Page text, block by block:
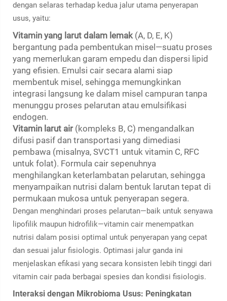
dengan selaras terhadap kedua jalur utama penyerapan
usus, yaitu:
Vitamin yang larut dalam lemak (A, D, E, K)
bergantung pada pembentukan misel—suatu proses
yang memerlukan garam empedu dan dispersi lipid
yang efisien. Emulsi cair secara alami siap
membentuk misel, sehingga memungkinkan
integrasi langsung ke dalam misel campuran tanpa
menunggu proses pelarutan atau emulsifikasi
endogen.
Vitamin larut air (kompleks B, C) mengandalkan
difusi pasif dan transportasi yang dimediasi
pembawa (misalnya, SVCT1 untuk vitamin C, RFC
untuk folat). Formula cair sepenuhnya
menghilangkan keterlambatan pelarutan, sehingga
menyampaikan nutrisi dalam bentuk larutan tepat di
permukaan mukosa untuk penyerapan segera.
Dengan menghindari proses pelarutan—baik untuk senyawa
lipofilik maupun hidrofilik—vitamin cair menempatkan
nutrisi dalam posisi optimal untuk penyerapan yang cepat
dan sesuai jalur fisiologis. Optimasi jalur ganda ini
menjelaskan efikasi yang secara konsisten lebih tinggi dari
vitamin cair pada berbagai spesies dan kondisi fisiologis.
Interaksi dengan Mikrobioma Usus: Peningkatan